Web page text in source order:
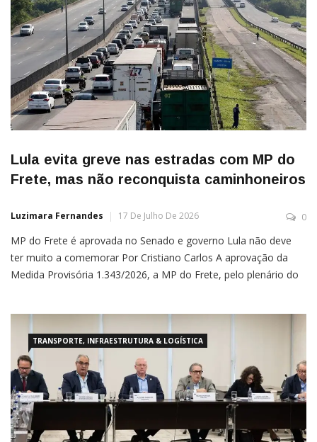
Lula evita greve nas estradas com MP do
Frete, mas não reconquista caminhoneiros
Luzimara Fernandes 17 De Julho De 2026 0
MP do Frete é aprovada no Senado e governo Lula não deve
ter muito a comemorar Por Cristiano Carlos A aprovação da
Medida Provisória 1.343/2026, a MP do Frete, pelo plenário do
insatisfação dos caminhoneiros com […]
TRANSPORTE, INFRAESTRUTURA & LOGÍSTICA